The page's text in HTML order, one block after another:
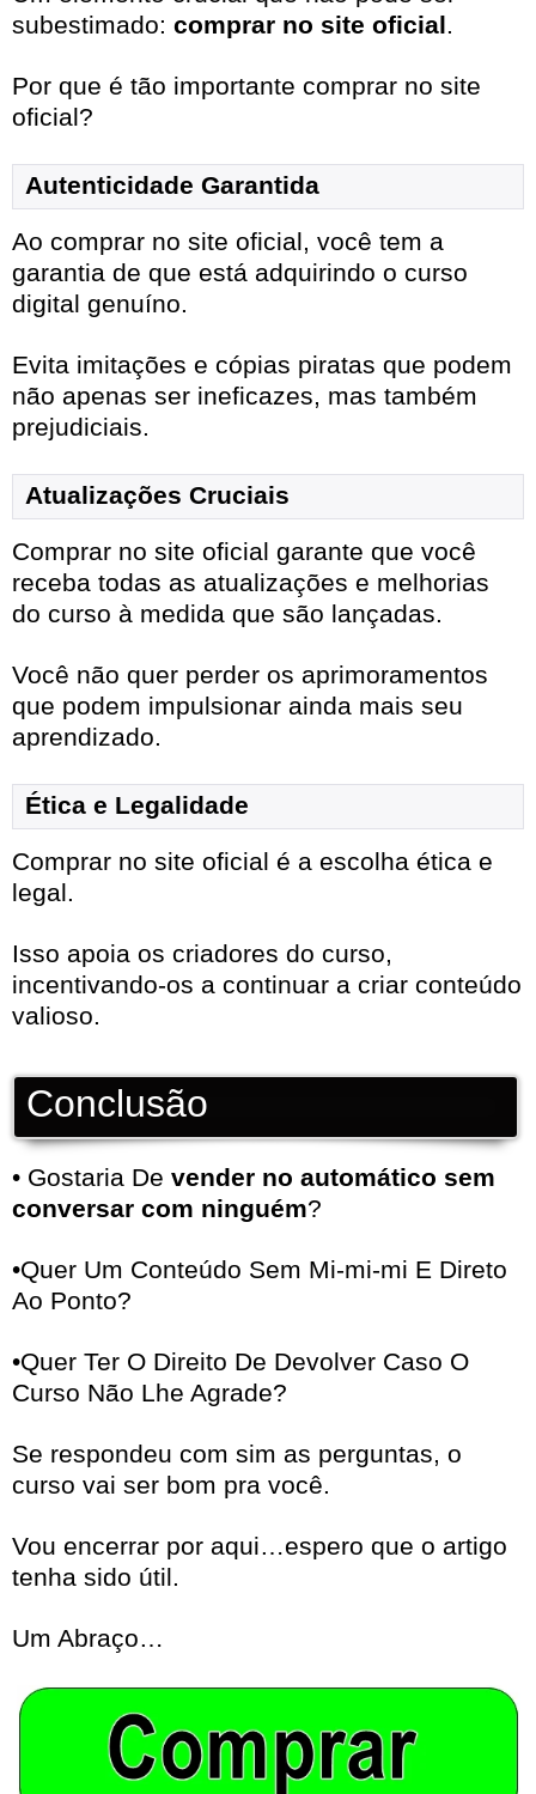
subestimado: comprar no site oficial.
Por que é tão importante comprar no site
oficial?
Autenticidade Garantida
Ao comprar no site oficial, você tem a
garantia de que está adquirindo o curso
digital genuíno.
Evita imitações e cópias piratas que podem
não apenas ser ineficazes, mas também
prejudiciais.
Atualizações Cruciais
Comprar no site oficial garante que você
receba todas as atualizações e melhorias
do curso à medida que são lançadas.
Você não quer perder os aprimoramentos
que podem impulsionar ainda mais seu
aprendizado.
Ética e Legalidade
Comprar no site oficial é a escolha ética e
legal.
Isso apoia os criadores do curso,
incentivando-os a continuar a criar conteúdo
valioso.
Conclusão
• Gostaria De vender no automático sem
conversar com ninguém?
•Quer Um Conteúdo Sem Mi-mi-mi E Direto
Ao Ponto?
•Quer Ter O Direito De Devolver Caso O
Curso Não Lhe Agrade?
Se respondeu com sim as perguntas, o
curso vai ser bom pra você.
Vou encerrar por aqui…espero que o artigo
tenha sido útil.
Um Abraço…